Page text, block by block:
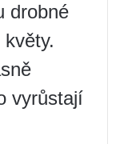
drobné
vyrůstají